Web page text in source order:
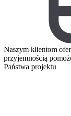
Naszym klientom
przyjemnością
Państwa projektu